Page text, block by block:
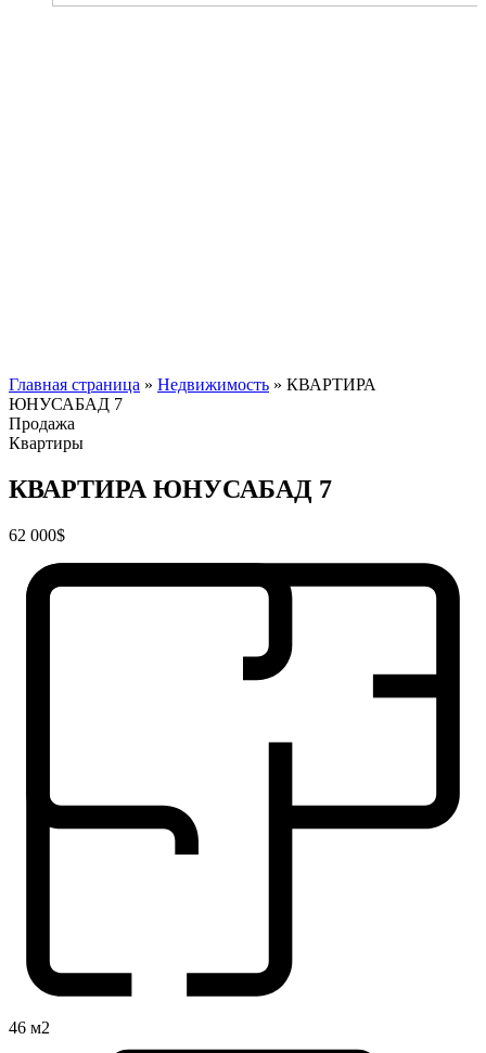
Главная страница » Недвижимость » КВАРТИРА
ЮНУСАБАД 7
Продажа
Квартиры
КВАРТИРА ЮНУСАБАД 7
62 000$
46 м2